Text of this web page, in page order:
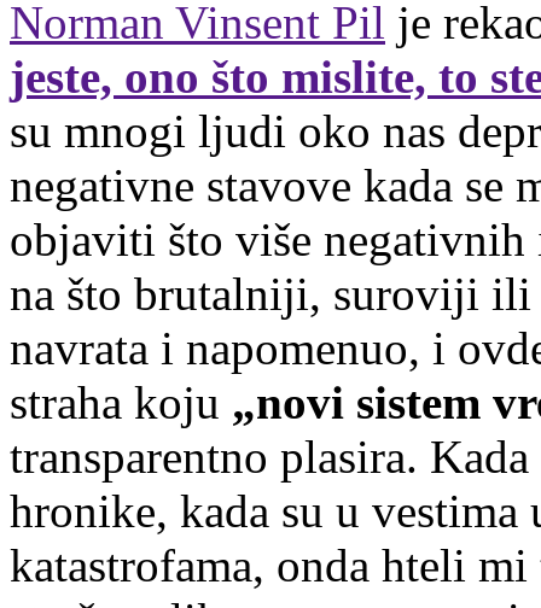
Norman Vinsent Pil je
jeste, ono što mislite, to
su mnogi ljudi oko nas
negativne stavove kada
objaviti što više
na što brutalniji, suroviji ili
navrata i napomenuo, i
straha koju „novi sistem
transparentno plasira.
hronike, kada su u vestima
katastrofama, onda hteli